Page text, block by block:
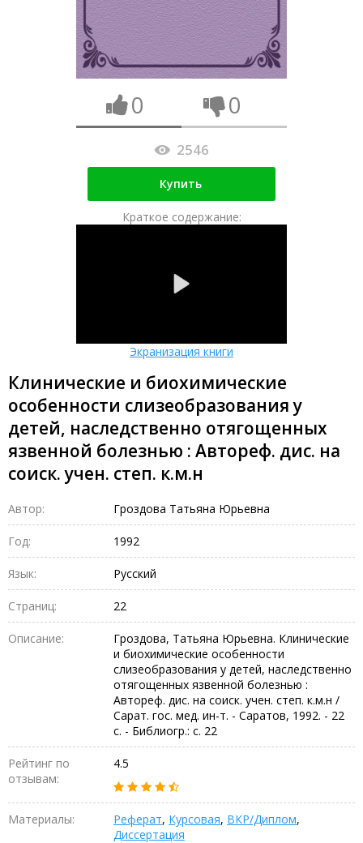
0 0
2546
Купить
Краткое содержание:
Экранизация книги
Клинические и биохимические
особенности слизеобpазования у
детей, наследственно отягощенных
язвенной болезнью : Автореф. дис. на
соиск. учен. степ. к.м.н
Автор: Гpоздова Татьяна Юpьевна
Год: 1992
Язык: Русский
Страниц: 22
Описание:
Гpоздова, Татьяна Юpьевна. Клинические
и биохимические особенности
слизеобpазования у детей, наследственно
отягощенных язвенной болезнью :
Автореф. дис. на соиск. учен. степ. к.м.н /
Саpат. гос. мед. ин-т. - Саpатов, 1992. - 22
с. - Библиогр.: с. 22
Рейтинг по
отзывам:
4.5
Материалы: Реферат, Курсовая, ВКР/Диплом,
Диссертация